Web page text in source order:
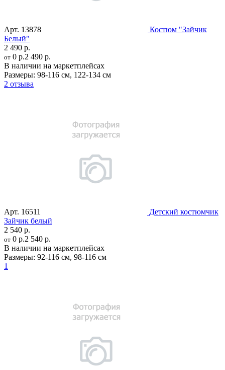
Арт. 13878
Костюм "Зайчик
Белый"
2 490 р.
от 0 р.2 490 р.
В наличии на маркетплейсах
Размеры: 98-116 см, 122-134 см
2 отзыва
Арт. 16511
Детский костюмчик
Зайчик белый
2 540 р.
от 0 р.2 540 р.
В наличии на маркетплейсах
Размеры: 92-116 см, 98-116 см
1